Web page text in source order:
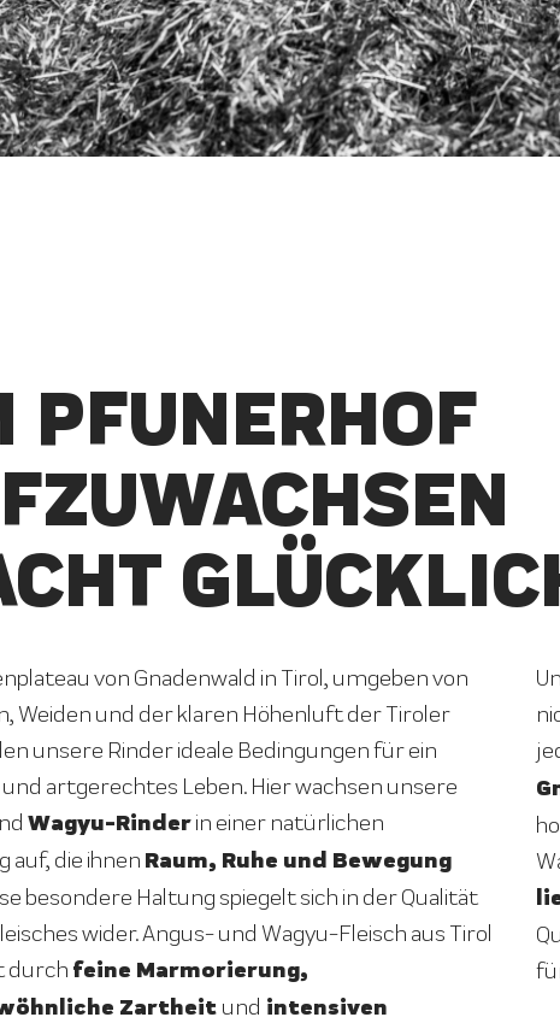
PFUNERHOF
von Gnadenwald in Tirol, umgeben von
Weiden und der klaren Höhenluft der Tiroler
unsere Rinder ideale Bedingungen für ein
artgerechtes Leben. Hier wachsen unsere
Wagyu-Rinderin einer natürlichen
auf, die ihnen Raum, Ruhe und Bewegung
besondere Haltung spiegelt sich in der Qualität
wider. Angus- und Wagyu-Fleisch aus Tirol
durch feine Marmorierung,
Zartheit und intensiven